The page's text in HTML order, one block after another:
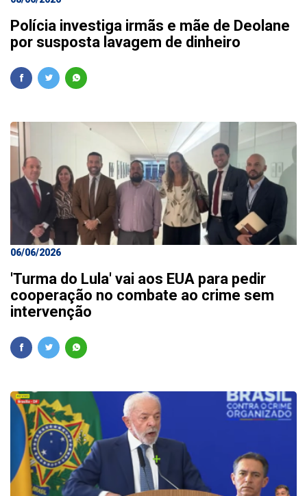
Polícia investiga irmãs e mãe de Deolane
por susposta lavagem de dinheiro
06/06/2026
'Turma do Lula' vai aos EUA para pedir
cooperação no combate ao crime sem
intervenção